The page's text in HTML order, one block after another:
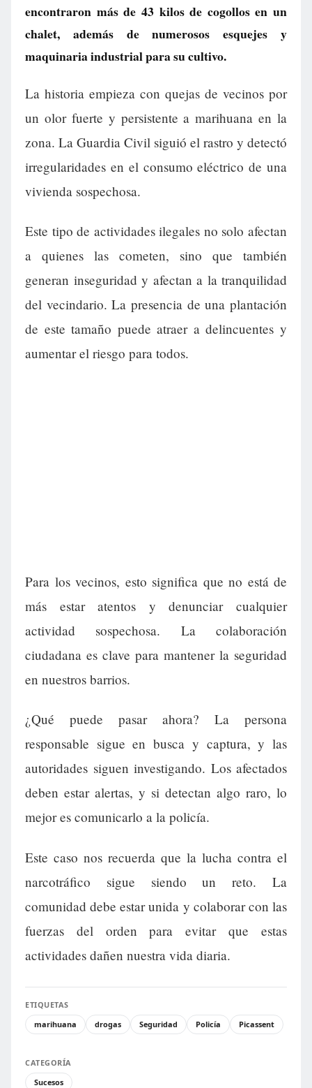
encontraron más de 43 kilos de cogollos en un
chalet, además de numerosos esquejes y
maquinaria industrial para su cultivo.
La historia empieza con quejas de vecinos por
un olor fuerte y persistente a marihuana en la
zona. La Guardia Civil siguió el rastro y detectó
irregularidades en el consumo eléctrico de una
vivienda sospechosa.
Este tipo de actividades ilegales no solo afectan
a quienes las cometen, sino que también
generan inseguridad y afectan a la tranquilidad
del vecindario. La presencia de una plantación
de este tamaño puede atraer a delincuentes y
aumentar el riesgo para todos.
Para los vecinos, esto significa que no está de
más estar atentos y denunciar cualquier
actividad sospechosa. La colaboración
ciudadana es clave para mantener la seguridad
en nuestros barrios.
¿Qué puede pasar ahora? La persona
responsable sigue en busca y captura, y las
autoridades siguen investigando. Los afectados
deben estar alertas, y si detectan algo raro, lo
mejor es comunicarlo a la policía.
Este caso nos recuerda que la lucha contra el
narcotráfico sigue siendo un reto. La
comunidad debe estar unida y colaborar con las
fuerzas del orden para evitar que estas
actividades dañen nuestra vida diaria.
ETIQUETAS
marihuana
drogas Seguridad Policía Picassent
CATEGORÍA
Sucesos